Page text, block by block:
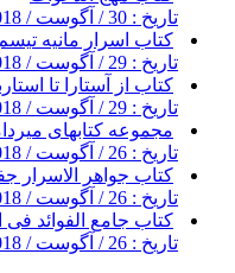
تاریخ : 30 / آگوست / 2018
کتاب اسرار مانیه تیسم
تاریخ : 29 / آگوست / 2018
کتاب از آستارا تا
تاریخ : 29 / آگوست / 2018
مجموعه کتابهای
تاریخ : 26 / آگوست / 2018
کتاب جواهر الاسرار جفر
تاریخ : 26 / آگوست / 2018
کتاب جامع الفوائد فی
تاریخ : 26 / آگوست / 2018